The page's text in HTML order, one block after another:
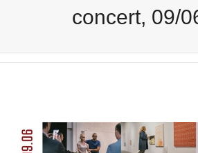
concert, 09/